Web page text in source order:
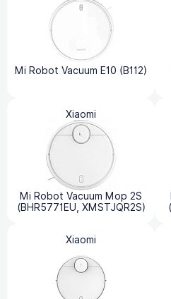
Mi Robot Vacuum E10 (B112)
Xiaomi
Mi Robot Vacuum Mop 2S
(BHR5771EU, XMSTJQR2S)
Xiaomi